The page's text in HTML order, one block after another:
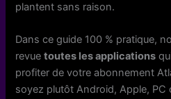
plantent sans raison.
Dans ce guide 100 % pratique,
revuetoutes les applications
profiter de votre abonnement
soyez plutôt Android, Apple, PC